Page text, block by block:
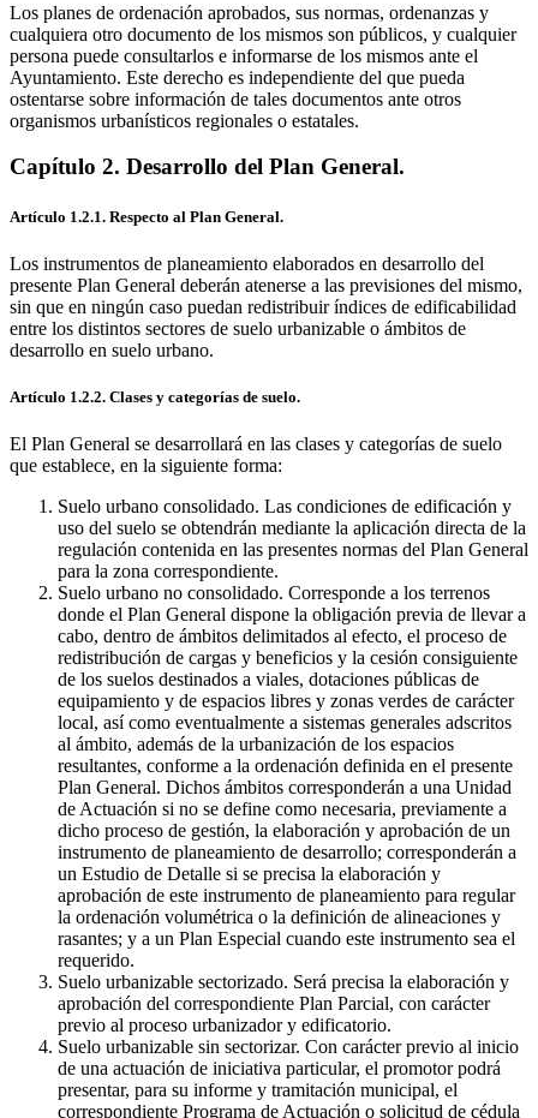
Los planes de ordenación aprobados, sus normas, ordenanzas y
cualquiera otro documento de los mismos son públicos, y cualquier
persona puede consultarlos e informarse de los mismos ante el
Ayuntamiento. Este derecho es independiente del que pueda
ostentarse sobre información de tales documentos ante otros
organismos urbanísticos regionales o estatales.
Capítulo 2. Desarrollo del Plan General.
Artículo 1.2.1. Respecto al Plan General.
Los instrumentos de planeamiento elaborados en desarrollo del
presente Plan General deberán atenerse a las previsiones del mismo,
sin que en ningún caso puedan redistribuir índices de edificabilidad
entre los distintos sectores de suelo urbanizable o ámbitos de
desarrollo en suelo urbano.
Artículo 1.2.2. Clases y categorías de suelo.
El Plan General se desarrollará en las clases y categorías de suelo
que establece, en la siguiente forma:
Suelo urbano consolidado. Las condiciones de edificación y
uso del suelo se obtendrán mediante la aplicación directa de la
regulación contenida en las presentes normas del Plan General
para la zona correspondiente.
Suelo urbano no consolidado. Corresponde a los terrenos
donde el Plan General dispone la obligación previa de llevar a
cabo, dentro de ámbitos delimitados al efecto, el proceso de
redistribución de cargas y beneficios y la cesión consiguiente
de los suelos destinados a viales, dotaciones públicas de
equipamiento y de espacios libres y zonas verdes de carácter
local, así como eventualmente a sistemas generales adscritos
al ámbito, además de la urbanización de los espacios
resultantes, conforme a la ordenación definida en el presente
Plan General. Dichos ámbitos corresponderán a una Unidad
de Actuación si no se define como necesaria, previamente a
dicho proceso de gestión, la elaboración y aprobación de un
instrumento de planeamiento de desarrollo; corresponderán a
un Estudio de Detalle si se precisa la elaboración y
aprobación de este instrumento de planeamiento para regular
la ordenación volumétrica o la definición de alineaciones y
rasantes; y a un Plan Especial cuando este instrumento sea el
requerido.
Suelo urbanizable sectorizado. Será precisa la elaboración y
aprobación del correspondiente Plan Parcial, con carácter
previo al proceso urbanizador y edificatorio.
Suelo urbanizable sin sectorizar. Con carácter previo al inicio
de una actuación de iniciativa particular, el promotor podrá
presentar, para su informe y tramitación municipal, el
correspondiente Programa de Actuación o solicitud de cédula